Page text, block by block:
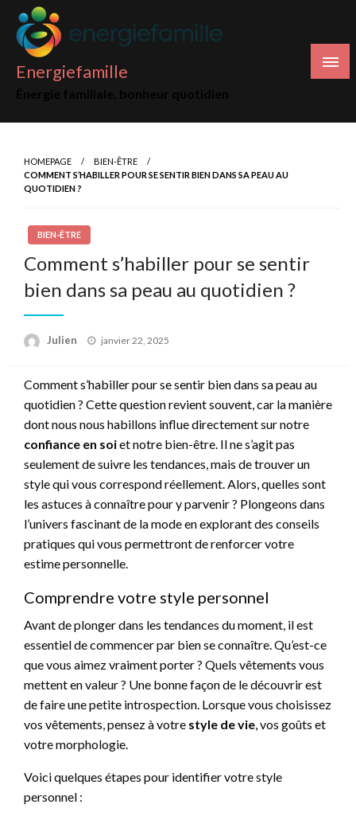
Skip
content
Energiefamille
HOMEPAGE
BIEN-ÊTRE
COMMENT S’HABILLER POUR SE SENTIR BIEN DANS SA PEAU AU
QUOTIDIEN ?
BIEN-ÊTRE
Comment s’habiller pour se sentir
bien dans sa peau au quotidien ?
Julien
Posted
janvier 22, 2025
Comment s’habiller pour se sentir bien dans sa peau au
quotidien ? Cette question revient souvent, car la manière
dont nous nous habillons influe directement sur notre
confiance en soiet notre bien-être. Il ne s’agit pas
seulement de suivre les tendances, mais de trouver un
style qui vous correspond réellement. Alors, quelles sont
les astuces à connaître pour y parvenir ? Plongeons dans
l’univers fascinant de la mode en explorant des conseils
pratiques qui vous permettront de renforcer votre
estime personnelle.
Comprendre votre style personnel
Avant de plonger dans les tendances du moment, il est
essentiel de commencer par bien se connaître. Qu’est-ce
que vous aimez vraiment porter ? Quels vêtements vous
mettent en valeur ? Une bonne façon de le découvrir est
de faire une petite introspection. Lorsque vous choisissez
vos vêtements, pensez à votre style de vie , vos goûts et
votre morphologie.
Voici quelques étapes pour identifier votre style
personnel :